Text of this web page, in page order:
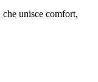
unisce comfort,